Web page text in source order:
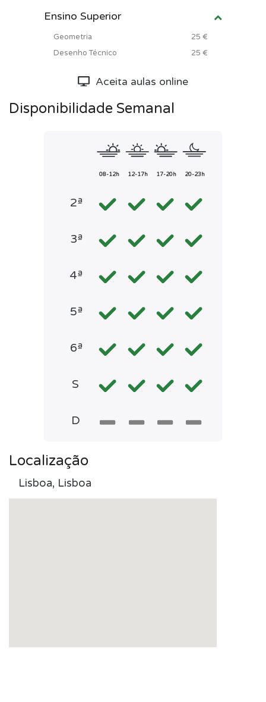
Ensino Superior
Geometria
25 €
Desenho Técnico
25 €
Aceita aulas online
Disponibilidade Semanal
08-12h 12-17h 17-20h 20-23h
2ª
3ª
4ª
5ª
6ª
S
D
Localização
Lisboa, Lisboa